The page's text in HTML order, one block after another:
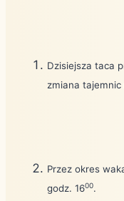
Dzisiejsza taca
zmiana
Przez okres
godz. 1600.